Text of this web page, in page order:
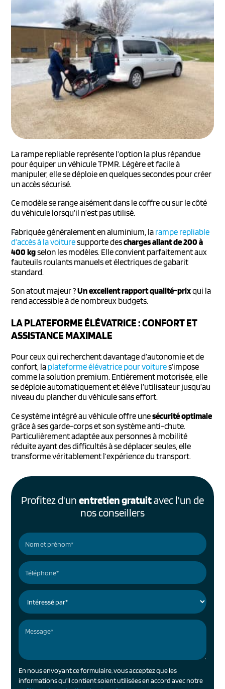
La rampe repliable représente l’option la plus répandue
pour équiper un véhicule TPMR. Légère et facile à
manipuler, elle se déploie en quelques secondes pour créer
un accès sécurisé.
Ce modèle se range aisément dans le coffre ou sur le côté
du véhicule lorsqu’il n’est pas utilisé.
Fabriquée généralement en aluminium, la rampe repliable
d’accès à la voituresupporte descharges allant de 200 à
400 kgselon les modèles. Elle convient parfaitement aux
fauteuils roulants manuels et électriques de gabarit
standard.
Son atout majeur ?Un excellent rapport qualité-prixqui la
rend accessible à de nombreux budgets.
LA PLATEFORME ÉLÉVATRICE : CONFORT ET
ASSISTANCE MAXIMALE
Pour ceux qui recherchent davantage d’autonomie et de
confort, la plateforme élévatrice pour voitures’impose
comme la solution premium. Entièrement motorisée, elle
se déploie automatiquement et élève l’utilisateur jusqu’au
niveau du plancher du véhicule sans effort.
Ce système intégré au véhicule offre unesécurité optimale
grâce à ses garde-corps et son système anti-chute.
Particulièrement adaptée aux personnes à mobilité
réduite ayant des difficultés à se déplacer seules, elle
transforme véritablement l’expérience du transport.
Profitez d'un entretien gratuitavec l'un de
nos conseillers
En nous envoyant ce formulaire, vous acceptez que les
informations qu'il contient soient utilisées en accord avec notre